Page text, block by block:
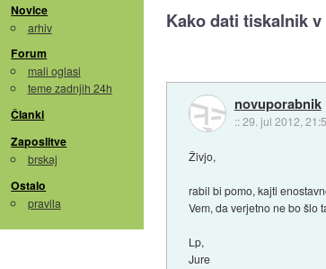
Novice
arhiv
Forum
mali oglasi
teme zadnjih 24h
Članki
Zaposlitve
brskaj
Ostalo
pravila
Kako dati tiskalnik
novuporabnik
::29. jul 2012,
Živjo,
rabil bi pomo, kajti
Vem, da verjetno ne bo šlo
Lp,
Jure